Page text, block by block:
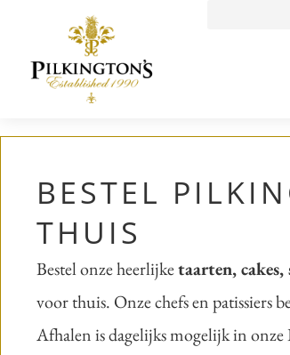
BESTEL
THUIS
Bestel onze heerlijketaarten,
voor thuis. Onze chefs en patissiers
Afhalen is dagelijks mogelijk in